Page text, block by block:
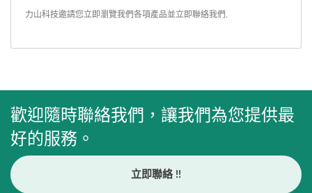
力山科技邀請您立即瀏覽我們各項產品並立即聯絡我們
歡迎隨時聯絡我們，讓我們為您提供最
好的服務。
立即聯絡 !!